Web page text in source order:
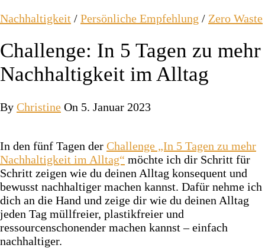
Nachhaltigkeit / Persönliche Empfehlung / Zero Waste
Challenge: In 5 Tagen zu mehr
Nachhaltigkeit im Alltag
By Christine On 5. Januar 2023
In den fünf Tagen der Challenge „In 5 Tagen zu mehr
Nachhaltigkeit im Alltag“ möchte ich dir Schritt für
Schritt zeigen wie du deinen Alltag konsequent und
bewusst nachhaltiger machen kannst. Dafür nehme ich
dich an die Hand und zeige dir wie du deinen Alltag
jeden Tag müllfreier, plastikfreier und
ressourcenschonender machen kannst – einfach
nachhaltiger.